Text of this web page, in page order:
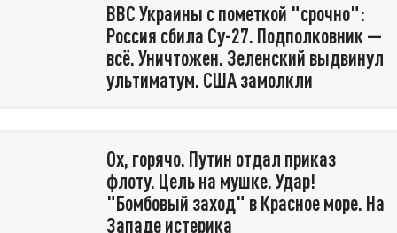
ВВС Украины с пометкой "срочно":
Россия сбила Су-27. Подполковник —
всё. Уничтожен. Зеленский выдвинул
ультиматум. США замолкли
Ох, горячо. Путин отдал приказ
флоту. Цель на мушке. Удар!
"Бомбовый заход" в Красное море. На
Западе истерика